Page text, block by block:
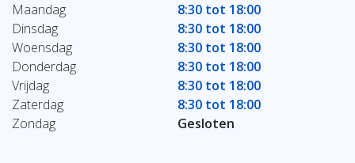
Maandag
8:30 tot 18:00
Dinsdag
8:30 tot 18:00
Woensdag
8:30 tot 18:00
Donderdag
8:30 tot 18:00
Vrijdag
8:30 tot 18:00
Zaterdag
8:30 tot 18:00
Zondag
Gesloten